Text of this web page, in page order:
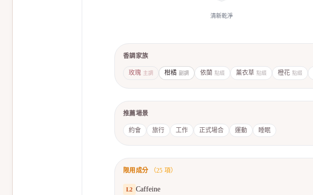
清新乾淨
香調家族
玫瑰 主調 柑橘 副調 依蘭 點綴 薰衣草 點綴 橙花 點綴
推薦場景
約會 旅行 工作 正式場合 運動 睡眠
限用成分 （25 項）
L2 Caffeine